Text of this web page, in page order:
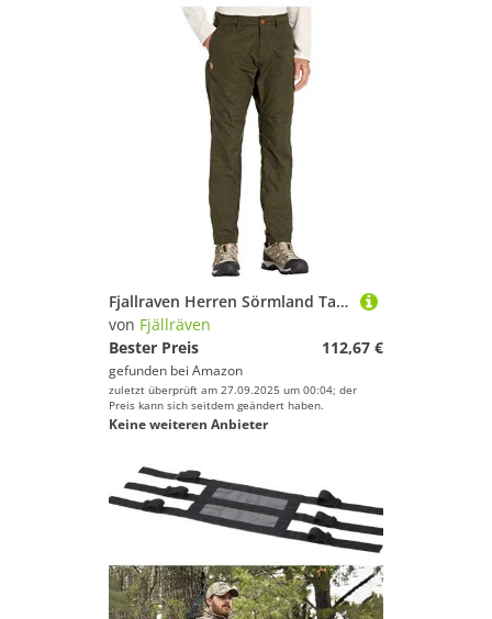
Fjallraven Herren Sörmland Tapered Trousers M Sport, Deep Forest, 54
von Fjällräven
Bester Preis
112,67 €
gefunden bei Amazon
zuletzt überprüft am 27.09.2025 um 00:04; der
Preis kann sich seitdem geändert haben.
Keine weiteren Anbieter